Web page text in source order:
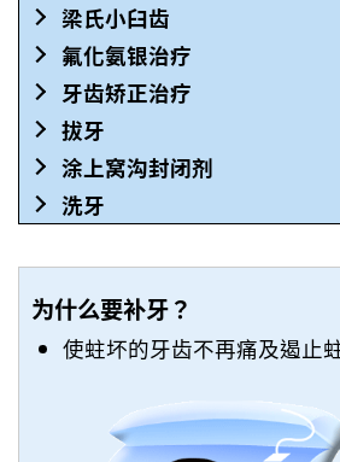
梁氏小臼齿
氟化氨银治疗
牙齿矫正治疗
拔牙
涂上窝沟封闭剂
洗牙
为什么要补牙？
使蛀坏的牙齿不再痛及遏止